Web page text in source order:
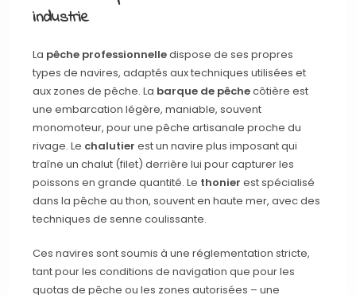
industrie
La pêche professionnelledispose de ses propres
types de navires, adaptés aux techniques utilisées et
aux zones de pêche. La barque de pêchecôtière est
une embarcation légère, maniable, souvent
monomoteur, pour une pêche artisanale proche du
rivage. Le chalutier est un navire plus imposant qui
traîne un chalut (filet) derrière lui pour capturer les
poissons en grande quantité. Le thonier est spécialisé
dans la pêche au thon, souvent en haute mer, avec des
techniques de senne coulissante.
Ces navires sont soumis à une réglementation stricte,
tant pour les conditions de navigation que pour les
quotas de pêche ou les zones autorisées – une